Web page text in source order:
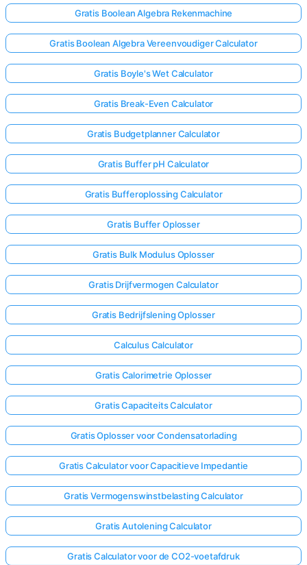
Gratis Boolean Algebra Rekenmachine
Gratis Boolean Algebra Vereenvoudiger Calculator
Gratis Boyle's Wet Calculator
Gratis Break-Even Calculator
Gratis Budgetplanner Calculator
Gratis Buffer pH Calculator
Gratis Bufferoplossing Calculator
Gratis Buffer Oplosser
Gratis Bulk Modulus Oplosser
Gratis Drijfvermogen Calculator
Gratis Bedrijfslening Oplosser
Calculus Calculator
Gratis Calorimetrie Oplosser
Gratis Capaciteits Calculator
Gratis Oplosser voor Condensatorlading
Gratis Calculator voor Capacitieve Impedantie
Gratis Vermogenswinstbelasting Calculator
Gratis Autolening Calculator
Gratis Calculator voor de CO2-voetafdruk